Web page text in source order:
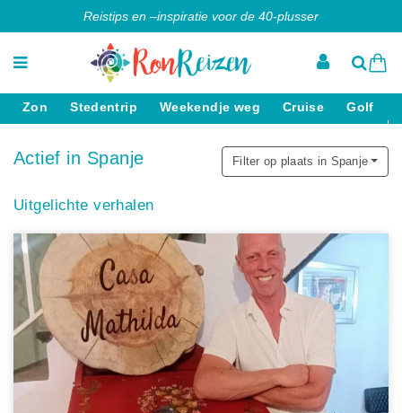
Reistips en –inspiratie voor de 40-plusser
Zon Stedentrip Weekendje weg Cruise Golf
Actief in Spanje Filter op plaats in Spanje
Uitgelichte verhalen